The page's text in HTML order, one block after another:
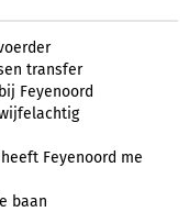
transfer
Feyenoord
Feyenoord me
baan